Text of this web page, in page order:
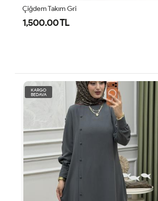
Çiğdem Takım Siyah
1,500.00 TL
KARGO
BEDAVA